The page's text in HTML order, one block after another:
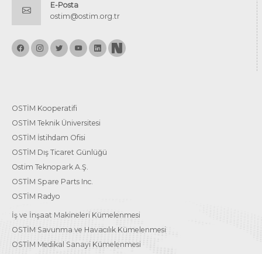
E-Posta
ostim@ostim.org.tr
OSTİM Kooperatifi
OSTİM Teknik Üniversitesi
OSTİM İstihdam Ofisi
OSTİM Dış Ticaret Günlüğü
Ostim Teknopark A.Ş.
OSTİM Spare Parts Inc.
OSTİM Radyo
İş ve İnşaat Makineleri Kümelenmesi
OSTİM Savunma ve Havacılık Kümelenmesi
OSTİM Medikal Sanayi Kümelenmesi